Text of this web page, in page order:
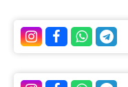
ערוץ ערוץ
ערוץ הוואטסאפ של
ערוץ הטלגרם של הוטלס